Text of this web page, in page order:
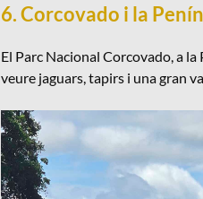
6. Corcovado i la
El Parc Nacional Corcovado, a
veure jaguars, tapirs i una gran